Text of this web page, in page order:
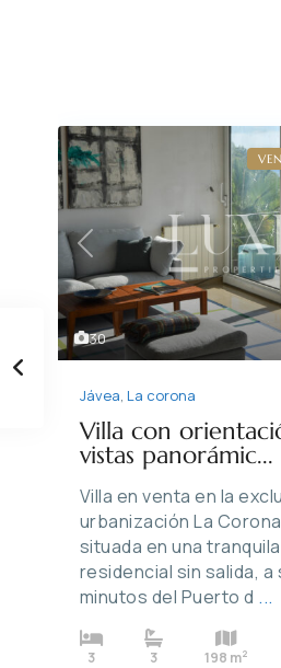
30
Previous
Jávea, La corona
Villa con
vistas panorámic...
Villa en venta en la
urbanización La
situada en una
residencial sin salida, a
minutos del Puerto d ...
3 3 198 m2